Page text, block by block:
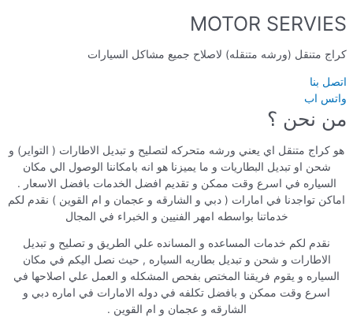
MOTOR SERVIES
كراج متنقل (ورشه متنقله) لاصلاح جميع مشاكل السيارات
اتصل بنا
واتس اب
من نحن ؟
هو كراج متنقل اي يعني ورشه متحركه لتصليح و تبديل الاطارات ( التواير) و
شحن او تبديل البطاريات و ما يميزنا هو انه بامكاننا الوصول الي مكان
السياره في اسرع وقت ممكن و تقديم افضل الخدمات بافضل الاسعار .
اماكن تواجدنا في امارات ( دبي و الشارقه و عجمان و ام القوين ) نقدم لكم
خدماتنا بواسطه امهر الفنيين و الخبراء في المجال
نقدم لكم خدمات المساعده و المسانده علي الطريق و تصليح و تبديل
الاطارات و شحن و تبديل بطاريه السياره , حيث نصل اليكم في مكان
السياره و يقوم فريقنا المختص بفحص المشكله و العمل علي اصلاحها في
اسرع وقت ممكن و بافضل تكلفه في دوله الامارات في اماره دبي و
الشارقه و عجمان و ام القوين .